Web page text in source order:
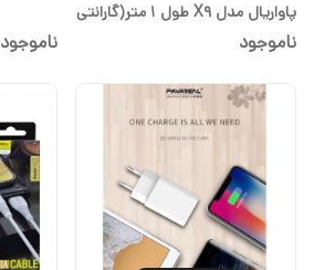
پاواریال مدل X9 طول 1 متر(گارانتی
تعویض یک ساله)
ناموجود ناموجود